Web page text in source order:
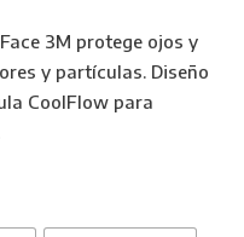
3M protege ojos y
y partículas. Diseño
CoolFlow para